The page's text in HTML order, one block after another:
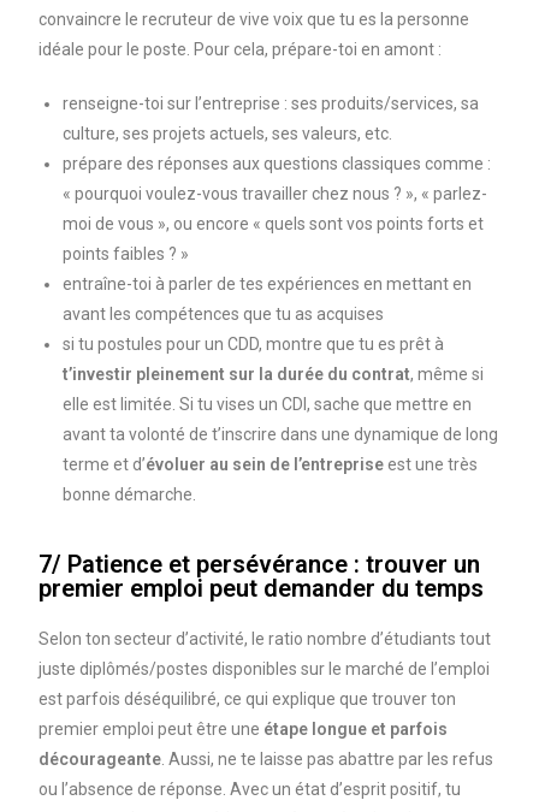
convaincre le recruteur de vive voix que tu es la personne
idéale pour le poste. Pour cela, prépare-toi en amont :
renseigne-toi sur l’entreprise : ses produits/services, sa
culture, ses projets actuels, ses valeurs, etc.
prépare des réponses aux questions classiques comme :
« pourquoi voulez-vous travailler chez nous ? », « parlez-
moi de vous », ou encore « quels sont vos points forts et
points faibles ? »
entraîne-toi à parler de tes expériences en mettant en
avant les compétences que tu as acquises
si tu postules pour un CDD, montre que tu es prêt à
t’investir pleinement sur la durée du contrat, même si
elle est limitée. Si tu vises un CDI, sache que mettre en
avant ta volonté de t’inscrire dans une dynamique de long
terme et d’évoluer au sein de l’entrepriseest une très
bonne démarche.
7/ Patience et persévérance : trouver un
premier emploi peut demander du temps
Selon ton secteur d’activité, le ratio nombre d’étudiants tout
juste diplômés/postes disponibles sur le marché de l’emploi
est parfois déséquilibré, ce qui explique que trouver ton
premier emploi peut être une étape longue et parfois
décourageante . Aussi, ne te laisse pas abattre par les refus
ou l’absence de réponse. Avec un état d’esprit positif, tu